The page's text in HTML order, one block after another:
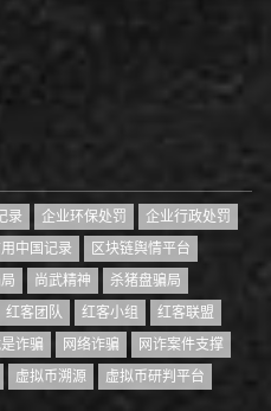
录 企业环保处罚
企业行政处罚
中国记录
区块链舆情平台
尚武精神
杀猪盘骗局
红客团队 红客小组
红客联盟
诈骗 网络诈骗
网诈案件支撑
虚拟币溯源
虚拟币研判平台